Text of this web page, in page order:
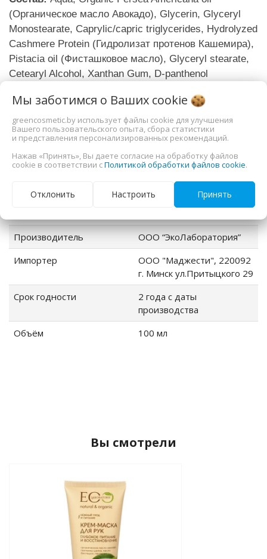
(Органическое масло Авокадо), Glycerin, Glyceryl
Monostearate, Caprylic/capric triglycerides, Hydrolyzed
Сashmere Protein (Гидролизат протенов Кашемира),
Pistacia oil (Фисташковое масло), Glyceryl stearate,
Cetearyl Alcohol, Xanthan Gum, D-panthenol
Sorbic Acid, Dehydroacetic Acid, Benzyl alcohol.
Дополнительная информация
тип
крем для рук
Россия, г. Москва, ул. 2-я
Машиностроения д. 17
Производитель
ООО “ЭкоЛаборатория”
Импортер
ООО "Маджести", 220092
г. Минск ул.Притыцкого 29
Срок годности
2 года с даты
производства
Объём
100 мл
Вы смотрели
Мы заботимся о Ваших cookie
greencosmetic.by использует файлы cookie для улучшения
Вашего пользовательского опыта, сбора статистики
и представления персонализированных рекомендаций.
Нажав «Принять», Вы даете согласие на обработку файлов
cookie в соответствии сПолитикой обработки файлов cookie.
Отклонить Настроить Принять